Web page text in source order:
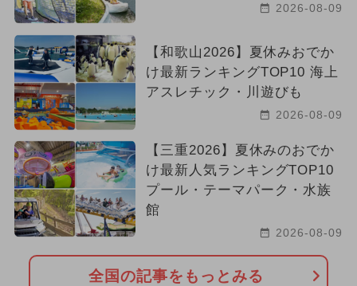
2026-08-09
【和歌山2026】夏休みおでか
け最新ランキングTOP10 海上
アスレチック・川遊びも
2026-08-09
【三重2026】夏休みのおでか
け最新人気ランキングTOP10
プール・テーマパーク・水族
館
2026-08-09
全国の記事をもっとみる